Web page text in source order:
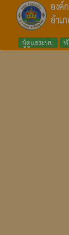
องค์
อำเ
ผู้ดูแลระบบ